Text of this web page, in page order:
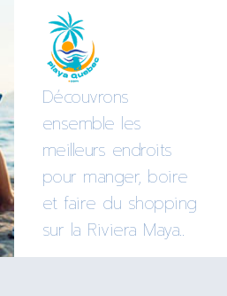
Découvrons
ensemble les
meilleurs endroits
pour manger, boire
et faire du shopping
sur la Riviera Maya..